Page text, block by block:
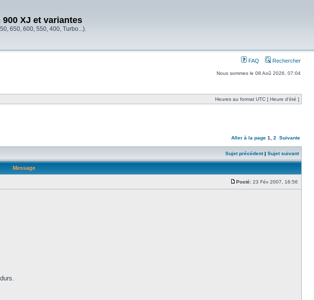
900 XJ et variantes
650, 600, 550, 400, Turbo...).
FAQ Rechercher
Nous sommes le 08 Aoû 2026, 07:04
Heures au format UTC [ Heure d’été ]
Aller à la page 1 2 Suivante
Sujet précédent| Sujet suivant
Message
Posté: 23 Fév 2007, 16:56